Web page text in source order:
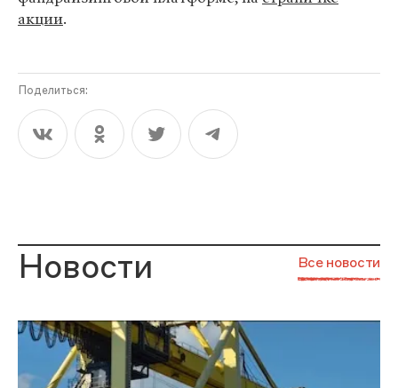
акции.
Поделиться:
Новости Все новости